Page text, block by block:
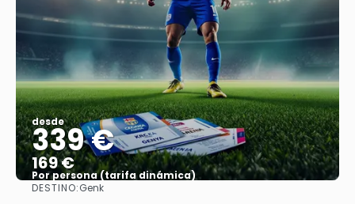
desde
339 €
169 €
Por persona (tarifa dinámica)
DESTINO:Genk